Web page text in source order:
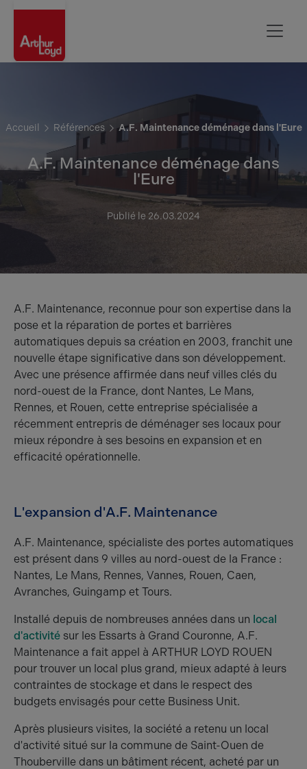
Accueil Références A.F. Maintenance déménage dans l'Eure
A.F. Maintenance déménage dans
l'Eure
Publié le 26.03.2024
A.F. Maintenance, reconnue pour son expertise dans la
pose et la réparation de portes et barrières
automatiques depuis sa création en 2003, franchit une
nouvelle étape significative dans son développement.
Avec une présence affirmée dans neuf villes clés du
nord-ouest de la France, dont Nantes, Le Mans,
Rennes, et Rouen, cette entreprise spécialisée a
récemment entrepris de déménager ses locaux pour
mieux répondre à ses besoins en expansion et en
efficacité opérationnelle.
L'expansion d'A.F. Maintenance
A.F. Maintenance, spécialiste des portes automatiques
est présent dans 9 villes au nord-ouest de la France :
Nantes, Le Mans, Rennes, Vannes, Rouen, Caen,
Avranches, Guingamp et Tours.
Installé depuis de nombreuses années dans un local
d'activité sur les Essarts à Grand Couronne, A.F.
Maintenance a fait appel à ARTHUR LOYD ROUEN
pour trouver un local plus grand, mieux adapté à leurs
contraintes de stockage et dans le respect des
budgets envisagés pour cette Business Unit.
Après plusieurs visites, la société a retenu un local
d'activité situé sur la commune de Saint-Ouen de
Thouberville dans un bâtiment récent, acheté par un